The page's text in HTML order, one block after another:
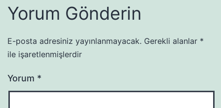
Yorum Gönderin
E-posta adresiniz yayınlanmayacak. Gerekli alanlar *
ile işaretlenmişlerdir
Yorum *